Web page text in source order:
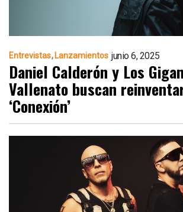
Entrevistas Lanzamientos junio 6, 2025
Daniel Calderón y Los
Vallenato buscan
‘Conexión’